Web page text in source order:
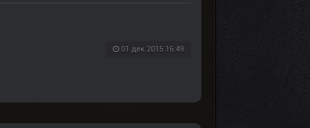
01 дек 2015 16:49